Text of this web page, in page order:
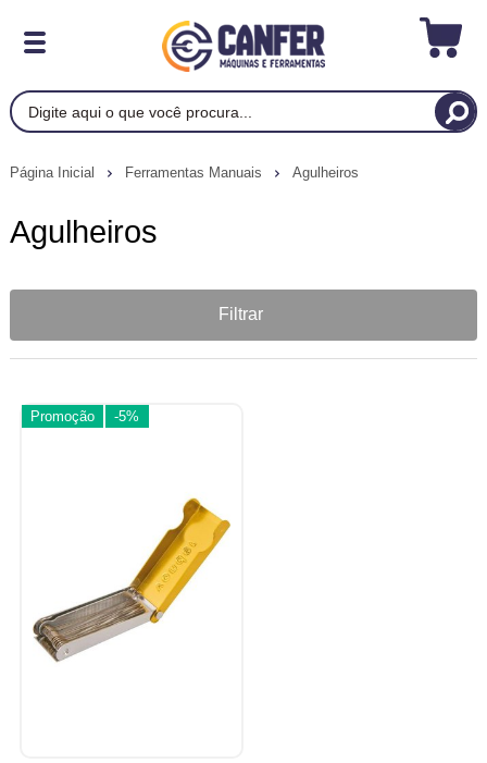
Página Inicial Ferramentas Manuais Agulheiros
Agulheiros
Filtrar
Promoção -5%